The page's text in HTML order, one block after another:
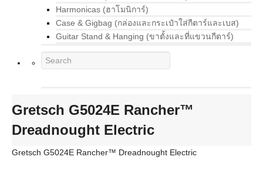
Harmonicas (ฮาโมนิการ์)
Case & Gigbag (กล่องและกระเป๋าใส่กีตาร์และเบส)
Guitar Stand & Hanging (ขาตั้งและที่แขวนกีตาร์)
Gretsch G5024E Rancher™
Dreadnought Electric
Gretsch G5024E Rancher™ Dreadnought Electric